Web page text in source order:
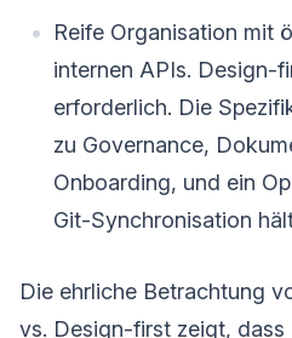
Reife Organisation mit
internen APIs. Design-
erforderlich. Die
zu Governance,
Onboarding, und ein
Git-Synchronisation
Die ehrliche Betrachtung
vs. Design-first zeigt, dass